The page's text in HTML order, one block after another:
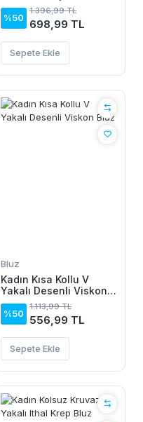
Dantel Detaylı Janjan
Krep Bluz
%50
1.396,99 TL
698,99 TL
Sepete Ekle
Bluz
Kadın Kısa Kollu V
Yakalı Desenli Viskon
Bluz
%50
1.113,99 TL
556,99 TL
Sepete Ekle